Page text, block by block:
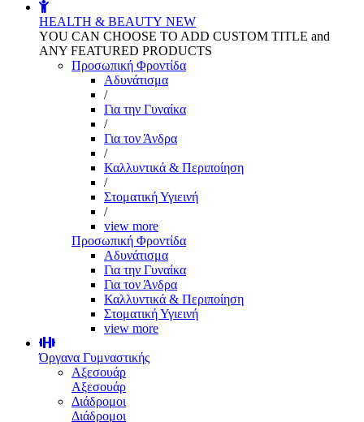
HEALTH & BEAUTY NEW
YOU CAN CHOOSE TO ADD CUSTOM TITLE and
ANY FEATURED PRODUCTS
Προσωπική Φροντίδα
Αδυνάτισμα
/
Για την Γυναίκα
/
Για τον Άνδρα
/
Καλλυντικά & Περιποίηση
/
Στοματική Υγιεινή
/
view more
Προσωπική Φροντίδα
Αδυνάτισμα
Για την Γυναίκα
Για τον Άνδρα
Καλλυντικά & Περιποίηση
Στοματική Υγιεινή
view more
Όργανα Γυμναστικής
Αξεσουάρ
Αξεσουάρ
Διάδρομοι
Διάδρομοι